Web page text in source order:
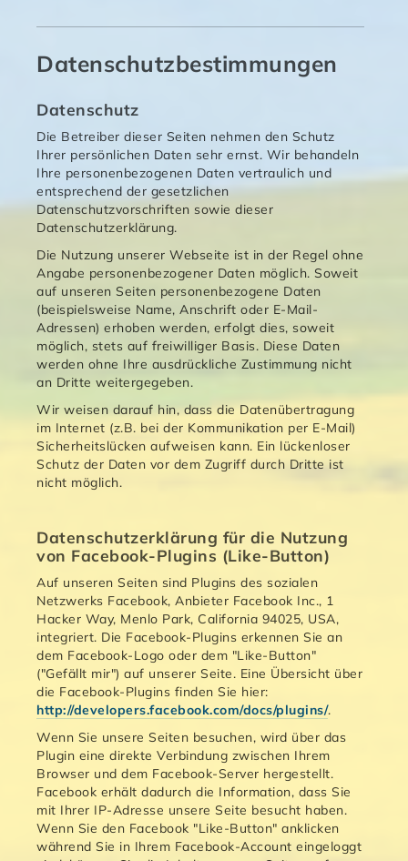
Datenschutzbestimmungen
Datenschutz
Die Betreiber dieser Seiten nehmen den Schutz
Ihrer persönlichen Daten sehr ernst. Wir behandeln
Ihre personenbezogenen Daten vertraulich und
entsprechend der gesetzlichen
Datenschutzvorschriften sowie dieser
Datenschutzerklärung.
Die Nutzung unserer Webseite ist in der Regel ohne
Angabe personenbezogener Daten möglich. Soweit
auf unseren Seiten personenbezogene Daten
(beispielsweise Name, Anschrift oder E-Mail-
Adressen) erhoben werden, erfolgt dies, soweit
möglich, stets auf freiwilliger Basis. Diese Daten
werden ohne Ihre ausdrückliche Zustimmung nicht
an Dritte weitergegeben.
Wir weisen darauf hin, dass die Datenübertragung
im Internet (z.B. bei der Kommunikation per E-Mail)
Sicherheitslücken aufweisen kann. Ein lückenloser
Schutz der Daten vor dem Zugriff durch Dritte ist
nicht möglich.
Datenschutzerklärung für die Nutzung
von Facebook-Plugins (Like-Button)
Auf unseren Seiten sind Plugins des sozialen
Netzwerks Facebook, Anbieter Facebook Inc., 1
Hacker Way, Menlo Park, California 94025, USA,
integriert. Die Facebook-Plugins erkennen Sie an
dem Facebook-Logo oder dem "Like-Button"
("Gefällt mir") auf unserer Seite. Eine Übersicht über
die Facebook-Plugins finden Sie hier:
http://developers.facebook.com/docs/plugins/.
Wenn Sie unsere Seiten besuchen, wird über das
Plugin eine direkte Verbindung zwischen Ihrem
Browser und dem Facebook-Server hergestellt.
Facebook erhält dadurch die Information, dass Sie
mit Ihrer IP-Adresse unsere Seite besucht haben.
Wenn Sie den Facebook "Like-Button" anklicken
während Sie in Ihrem Facebook-Account eingeloggt